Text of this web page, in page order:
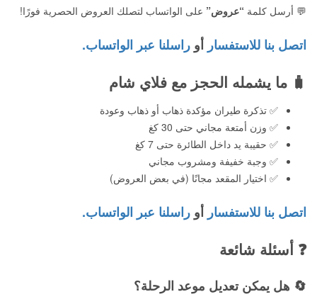
💬 أرسل كلمة “عروض” على الواتساب لتصلك العروض الحصرية فورًا!
اتصل بنا للاستفسار أو راسلنا عبر الواتساب.
🧳 ما يشمله الحجز مع فلاي شام
✅ تذكرة طيران مؤكدة ذهاب أو ذهاب وعودة
✅ وزن أمتعة مجاني حتى 30 كغ
✅ حقيبة يد داخل الطائرة حتى 7 كغ
✅ وجبة خفيفة ومشروب مجاني
✅ اختيار المقعد مجانًا (في بعض العروض)
اتصل بنا للاستفسار أو راسلنا عبر الواتساب.
❓ أسئلة شائعة
🔄 هل يمكن تعديل موعد الرحلة؟